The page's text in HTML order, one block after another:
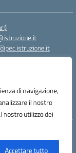
di navigazione,
il nostro
nostro utilizzo dei
Accettare tutto
istsc_baps24000d